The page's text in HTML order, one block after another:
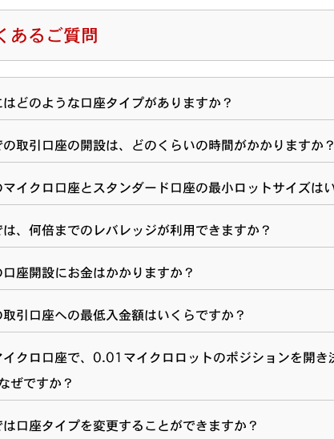
あるご質問
はどのような口座タイプがありますか？
の取引口座の開設は、どのくらいの時間がかかりますか？
マイクロ口座とスタンダード口座の最小ロットサイズは
は、何倍までのレバレッジが利用できますか？
口座開設にお金はかかりますか？
取引口座への最低入金額はいくらですか？
イクロ口座で、0.01マイクロロットのポジションを開
ぜですか？
は口座タイプを変更することができますか？